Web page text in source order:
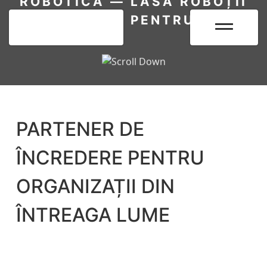
SĂ LUCREZE PENTRU TINE.
PARTENER DE
ÎNCREDERE PENTRU
ORGANIZAȚII DIN
ÎNTREAGA LUME